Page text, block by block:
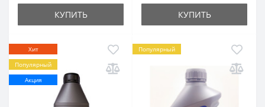
КУПИТЬ КУПИТЬ
Хит
Популярный
Акция
Популярный